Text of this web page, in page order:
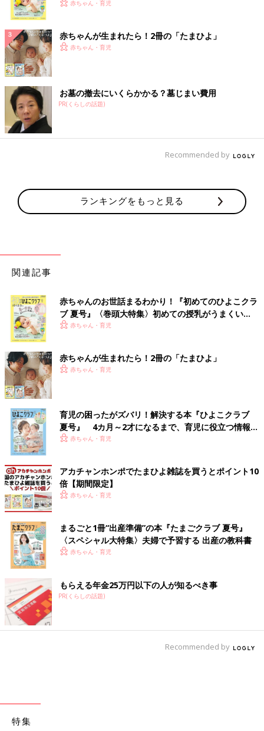
く！ おっぱい・ミルクの基本と夏のトラブル 解決テ
赤ちゃん・育児
赤ちゃんが生まれたら！2冊の「たまひよ」
赤ちゃん・育児
お墓の撤去にいくらかかる？墓じまい費用
PR(くらしの話題)
Recommended by
ランキングをもっと見る
関連記事
赤ちゃんのお世話まるわかり！『初めてのひよこクラ
ブ 夏号』〈巻頭大特集〉初めての授乳がうまくい
く！ おっぱい・ミルクの基本と夏のトラブル 解決テ
赤ちゃん・育児
赤ちゃんが生まれたら！2冊の「たまひよ」
赤ちゃん・育児
育児の困ったがズバリ！解決する本『ひよこクラブ
夏号』 4カ月～2才になるまで、育児に役立つ情報が
いっぱい！
赤ちゃん・育児
アカチャンホンポでたまひよ雑誌を買うとポイント10
倍【期間限定】
赤ちゃん・育児
まるごと1冊“出産準備”の本『たまごクラブ 夏号』
〈スペシャル大特集〉夫婦で予習する 出産の教科書
赤ちゃん・育児
もらえる年金25万円以下の人が知るべき事
PR(くらしの話題)
Recommended by
特集